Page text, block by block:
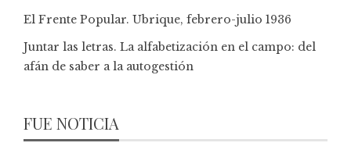
El Frente Popular. Ubrique, febrero-julio 1936
Juntar las letras. La alfabetización en el campo: del
afán de saber a la autogestión
FUE NOTICIA